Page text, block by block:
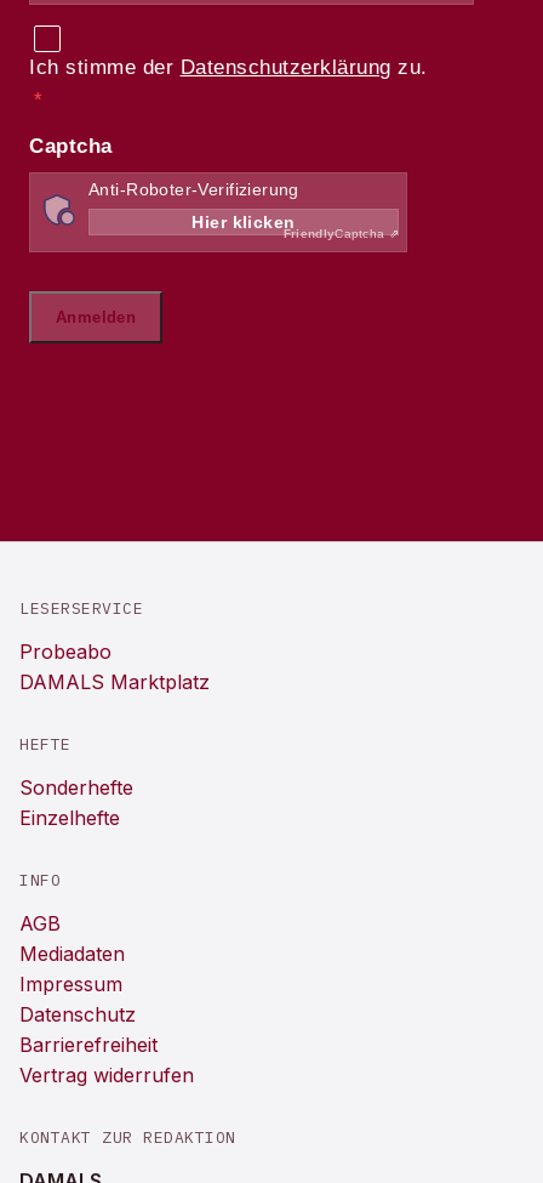
LESERSERVICE
Probeabo
DAMALS Marktplatz
HEFTE
Sonderhefte
Einzelhefte
INFO
AGB
Mediadaten
Impressum
Datenschutz
Barrierefreiheit
Vertrag widerrufen
KONTAKT ZUR REDAKTION